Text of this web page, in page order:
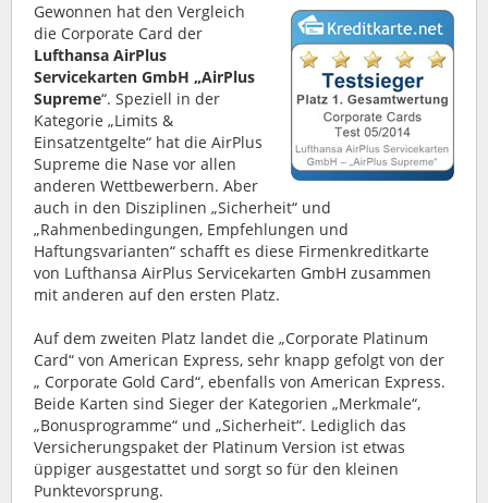
Gewonnen hat den Vergleich
die Corporate Card der
Lufthansa AirPlus
Servicekarten GmbH „AirPlus
Supreme“. Speziell in der
Kategorie „Limits &
Einsatzentgelte“ hat die AirPlus
Supreme die Nase vor allen
anderen Wettbewerbern. Aber
auch in den Disziplinen „Sicherheit“ und
„Rahmenbedingungen, Empfehlungen und
Haftungsvarianten“ schafft es diese Firmenkreditkarte
von Lufthansa AirPlus Servicekarten GmbH zusammen
mit anderen auf den ersten Platz.
Auf dem zweiten Platz landet die „Corporate Platinum
Card“ von American Express, sehr knapp gefolgt von der
„ Corporate Gold Card“, ebenfalls von American Express.
Beide Karten sind Sieger der Kategorien „Merkmale“,
„Bonusprogramme“ und „Sicherheit“. Lediglich das
Versicherungspaket der Platinum Version ist etwas
üppiger ausgestattet und sorgt so für den kleinen
Punktevorsprung.